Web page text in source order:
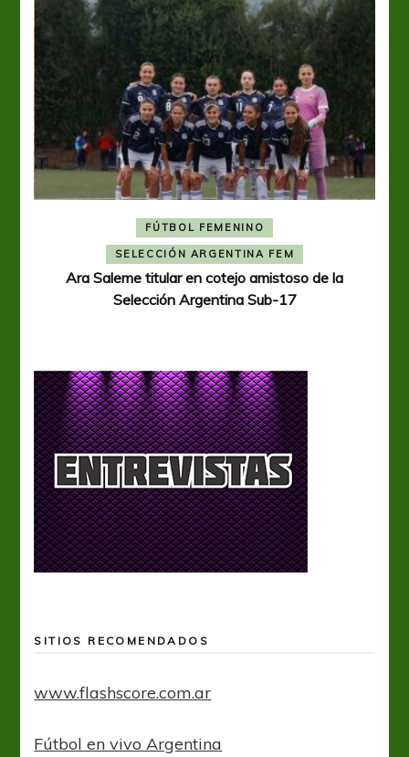
FÚTBOL FEMENINO
SELECCIÓN ARGENTINA FEM
Ara Saleme titular en cotejo amistoso de la
Selección Argentina Sub-17
SITIOS RECOMENDADOS
www.flashscore.com.ar
Fútbol en vivo Argentina